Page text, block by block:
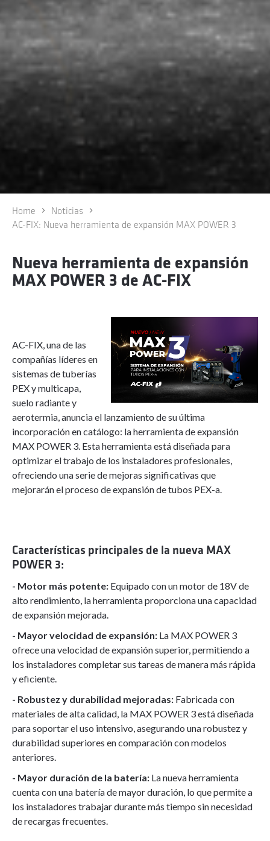
Home
Noticias
AC-FIX: Nueva herramienta de expansión MAX POWER 3
Nueva herramienta de expansión
MAX POWER 3 de AC-FIX
AC-FIX, una de las
compañías líderes en
sistemas de tuberías
PEX y multicapa,
suelo radiante y
aerotermia, anuncia el lanzamiento de su última
incorporación en catálogo: la herramienta de expansión
MAX POWER 3. Esta herramienta está diseñada para
optimizar el trabajo de los instaladores profesionales,
ofreciendo una serie de mejoras significativas que
mejorarán el proceso de expansión de tubos PEX-a.
Características principales de la nueva MAX
POWER 3:
- Motor más potente: Equipado con un motor de 18V de
alto rendimiento, la herramienta proporciona una capacidad
de expansión mejorada.
- Mayor velocidad de expansión: La MAX POWER 3
ofrece una velocidad de expansión superior, permitiendo a
los instaladores completar sus tareas de manera más rápida
y eficiente.
- Robustez y durabilidad mejoradas: Fabricada con
materiales de alta calidad, la MAX POWER 3 está diseñada
para soportar el uso intensivo, asegurando una robustez y
durabilidad superiores en comparación con modelos
anteriores.
- Mayor duración de la batería: La nueva herramienta
cuenta con una batería de mayor duración, lo que permite a
los instaladores trabajar durante más tiempo sin necesidad
de recargas frecuentes.